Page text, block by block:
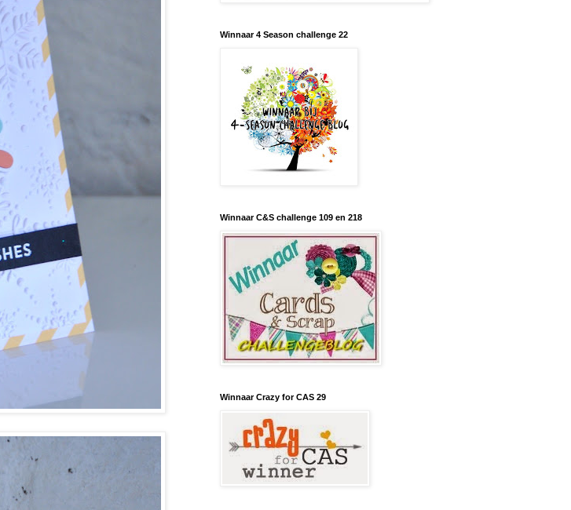
Winnaar 4 Season challenge 22
Winnaar C&S challenge 109 en 218
Winnaar Crazy for CAS 29